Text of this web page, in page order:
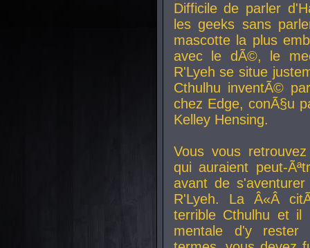
Difficile de parler
les geeks sans
mascotte la plus
avec le dÃ©, le
R'Lyeh se situe
Cthulhu inventÃ©
chez Edge, conÃ§u
Kelley Hensing.
Vous vous
qui auraient peut-
avant de
R'Lyeh. La Â«Â
terrible Cthulhu et
mentale d'y rester